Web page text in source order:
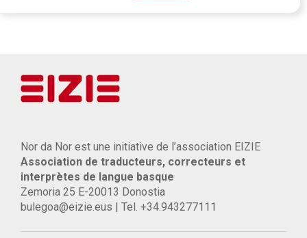
Nor da Nor est une initiative de l’association EIZIE
Association de traducteurs, correcteurs et
interprètes de langue basque
Zemoria 25 E-20013 Donostia
bulegoa@eizie.eus | Tel. +34.943277111